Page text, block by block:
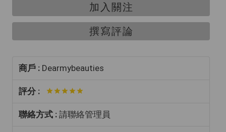
加入關注
撰寫評論
商戶 : Dearmybeauties
評分 :
聯絡方式 : 請聯絡管理員